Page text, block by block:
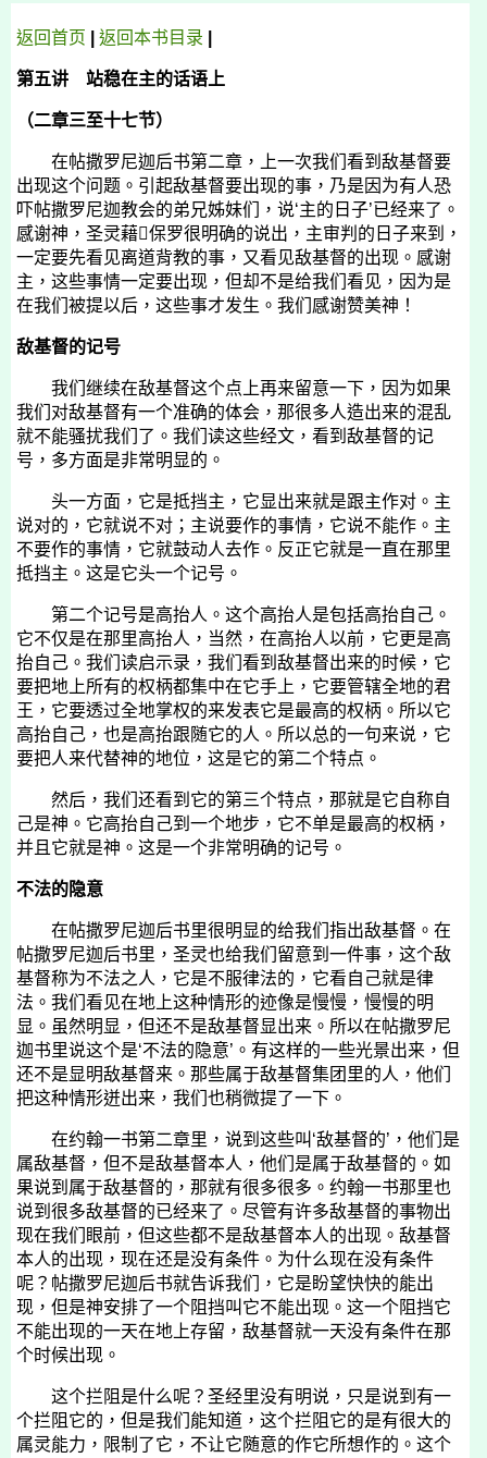
返回首页 返回本书 目录
第五讲 站稳在主的话语上
（二章三至十七节）
在帖撒罗尼迦后书第二章，上一次我们看到敌基督要
出现这个问题。引起敌基督要出现的事，乃是因为有人恐
吓帖撒罗尼迦教会的弟兄姊妹们，说‘主的日子’已经来了。
感谢神，圣灵藉保罗很明确的说出，主审判的日子来到，
一定要先看见离道背教的事，又看见敌基督的出现。感谢
主，这些事情一定要出现，但却不是给我们看见，因为是
在我们被提以后，这些事才发生。我们感谢赞美神！
敌基督的记号
我们继续在敌基督这个点上再来留意一下，因为如果
我们对敌基督有一个准确的体会，那很多人造出来的混乱
就不能骚扰我们了。我们读这些经文，看到敌基督的记
号，多方面是非常明显的。
头一方面，它是抵挡主，它显出来就是跟主作对。主
说对的，它就说不对；主说要作的事情，它说不能作。主
不要作的事情，它就鼓动人去作。反正它就是一直在那里
抵挡主。这是它头一个记号。
第二个记号是高抬人。这个高抬人是包括高抬自己。
它不仅是在那里高抬人，当然，在高抬人以前，它更是高
抬自己。我们读启示录，我们看到敌基督出来的时候，它
要把地上所有的权柄都集中在它手上，它要管辖全地的君
王，它要透过全地掌权的来发表它是最高的权柄。所以它
高抬自己，也是高抬跟随它的人。所以总的一句来说，它
要把人来代替神的地位，这是它的第二个特点。
然后，我们还看到它的第三个特点，那就是它自称自
己是神。它高抬自己到一个地步，它不单是最高的权柄，
并且它就是神。这是一个非常明确的记号。
不法的隐意
在帖撒罗尼迦后书里很明显的给我们指出敌基督。在
帖撒罗尼迦后书里，圣灵也给我们留意到一件事，这个敌
基督称为不法之人，它是不服律法的，它看自己就是律
法。我们看见在地上这种情形的迹像是慢慢，慢慢的明
显。虽然明显，但还不是敌基督显出来。所以在帖撒罗尼
迦书里说这个是‘不法的隐意’。有这样的一些光景出来，但
还不是显明敌基督来。那些属于敌基督集团里的人，他们
把这种情形迸出来，我们也稍微提了一下。
在约翰一书第二章里，说到这些叫‘敌基督的’，他们是
属敌基督，但不是敌基督本人，他们是属于敌基督的。如
果说到属于敌基督的，那就有很多很多。约翰一书那里也
说到很多敌基督的已经来了。尽管有许多敌基督的事物出
现在我们眼前，但这些都不是敌基督本人的出现。敌基督
本人的出现，现在还是没有条件。为什么现在没有条件
呢？帖撒罗尼迦后书就告诉我们，它是盼望快快的能出
现，但是神安排了一个阻挡叫它不能出现。这一个阻挡它
不能出现的一天在地上存留，敌基督就一天没有条件在那
个时候出现。
这个拦阻是什么呢？圣经里没有明说，只是说到有一
个拦阻它的，但是我们能知道，这个拦阻它的是有很大的
属灵能力，限制了它，不让它随意的作它所想作的。这个